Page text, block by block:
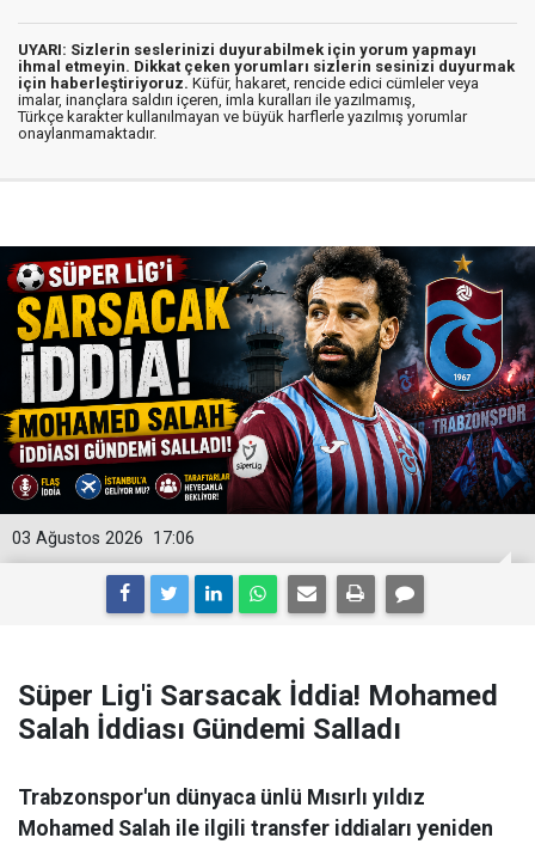
UYARI: Sizlerin seslerinizi duyurabilmek için yorum yapmayı
ihmal etmeyin. Dikkat çeken yorumları sizlerin sesinizi duyurmak
için haberleştiriyoruz. Küfür, hakaret, rencide edici cümleler veya
imalar, inançlara saldırı içeren, imla kuralları ile yazılmamış,
Türkçe karakter kullanılmayan ve büyük harflerle yazılmış yorumlar
onaylanmamaktadır.
17:06
03 Ağustos 2026
Süper Lig'i Sarsacak İddia! Mohamed
Salah İddiası Gündemi Salladı
Trabzonspor'un dünyaca ünlü Mısırlı yıldız
Mohamed Salah ile ilgili transfer iddiaları yeniden